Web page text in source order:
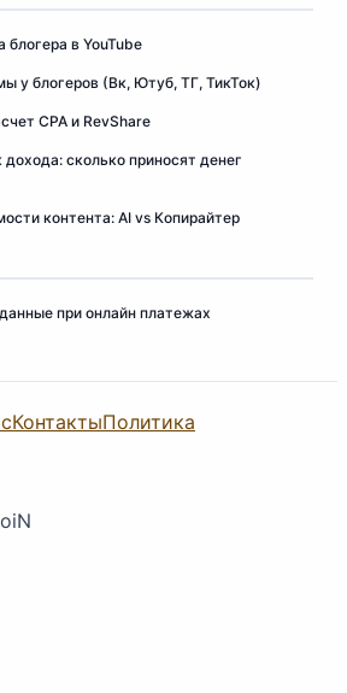
блогера в YouTube
у блогеров (Вк, Ютуб, ТГ, ТикТок)
CPA и RevShare
дохода: сколько приносят денег
контента: AI vs Копирайтер
при онлайн платежах
КонтактыПолитика